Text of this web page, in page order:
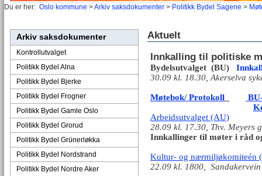
Du er her: Oslo kommune >Arkiv saksdokumenter > Politikk Bydel Sagene >
Arkiv saksdokumenter
Kontrollutvalget
Politikk Bydel Alna
Politikk Bydel Bjerke
Politikk Bydel Frogner
Politikk Bydel Gamle Oslo
Politikk Bydel Grorud
Politikk Bydel Grünerløkka
Politikk Bydel Nordstrand
Politikk Bydel Nordre Aker
Aktuelt
Innkalling til politiske
Bydelsutvalget (BU)
30.09 kl. 18.30, Akerselva
Møtebok/ Protokoll
Arbeidsutvalget (AU)
28.09 kl. 17.30, Thv. Meyers
Innkallinger til møter i råd
Kultur- og nærmiljøkomiteén
22.09 kl. 1800,